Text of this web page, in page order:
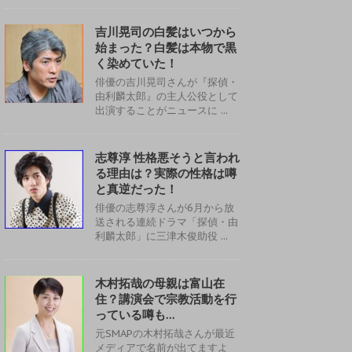
吉川晃司の白髪はいつから
始まった？白髪は本物で黒
く染めていた！
俳優の吉川晃司さんが『探偵・
由利麟太郎』の主人公役として
出演することがニュースに ...
志尊淳 性格悪そうと言われ
る理由は？実際の性格は噂
と真逆だった！
俳優の志尊淳さんが6月から放
送される連続ドラマ「探偵・由
利麟太郎」に三津木俊助役 ...
木村拓哉の母親は富山在
住？講演会で宗教活動を行
っている噂も…
元SMAPの木村拓哉さんが最近
メディアで名前が出てますよ